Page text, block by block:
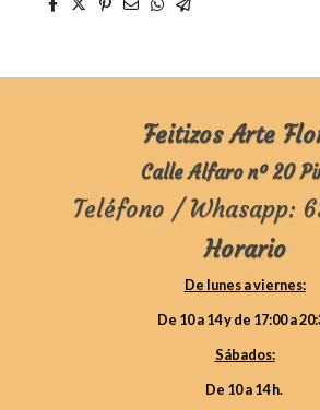
Feitizos Arte
Calle Alfaro nº 20
Teléfono / Whasapp:
Horario
De lunes a viernes:
De 10 a 14 y de 17:00 a
Sábados:
De 10 a 14 h.